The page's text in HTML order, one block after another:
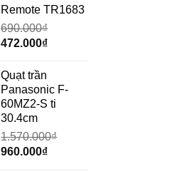
790.000₫.
Remote TR1683
690.000₫
Giá
là:
690.000₫.
472.000₫Giá
là:
472.000₫.
Quạt trần
Panasonic F-
60MZ2-S ti
30.4cm
1.570.000₫
Giá
960.000₫Giá